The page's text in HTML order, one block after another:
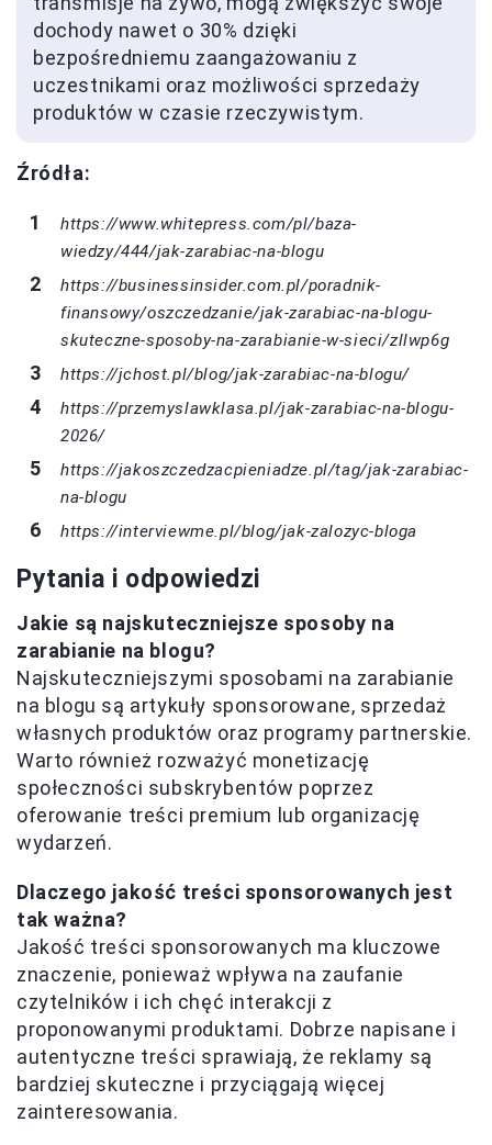
dochody nawet o 30% dzięki
bezpośredniemu zaangażowaniu z
uczestnikami oraz możliwości sprzedaży
produktów w czasie rzeczywistym.
Źródła:
https://www.whitepress.com/pl/baza-
wiedzy/444/jak-zarabiac-na-blogu
https://businessinsider.com.pl/poradnik-
finansowy/oszczedzanie/jak-zarabiac-na-blogu-
skuteczne-sposoby-na-zarabianie-w-sieci/zllwp6g
https://jchost.pl/blog/jak-zarabiac-na-blogu/
https://przemyslawklasa.pl/jak-zarabiac-na-blogu-
2026/
https://jakoszczedzacpieniadze.pl/tag/jak-zarabiac-
na-blogu
https://interviewme.pl/blog/jak-zalozyc-bloga
Pytania i odpowiedzi
Jakie są najskuteczniejsze sposoby na
zarabianie na blogu?
Najskuteczniejszymi sposobami na zarabianie
na blogu są artykuły sponsorowane, sprzedaż
własnych produktów oraz programy partnerskie.
Warto również rozważyć monetizację
społeczności subskrybentów poprzez
oferowanie treści premium lub organizację
wydarzeń.
Dlaczego jakość treści sponsorowanych jest
tak ważna?
Jakość treści sponsorowanych ma kluczowe
znaczenie, ponieważ wpływa na zaufanie
czytelników i ich chęć interakcji z
proponowanymi produktami. Dobrze napisane i
autentyczne treści sprawiają, że reklamy są
bardziej skuteczne i przyciągają więcej
zainteresowania.